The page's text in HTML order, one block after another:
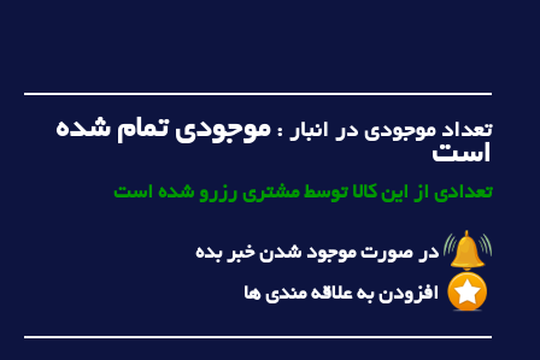
تعداد موجودی در انبار :موجودی تمام شده
است
تعدادی از این کالا توسط مشتری رزرو شده است
در صورت موجود شدن خبر بده
افزودن به علاقه مندی ها